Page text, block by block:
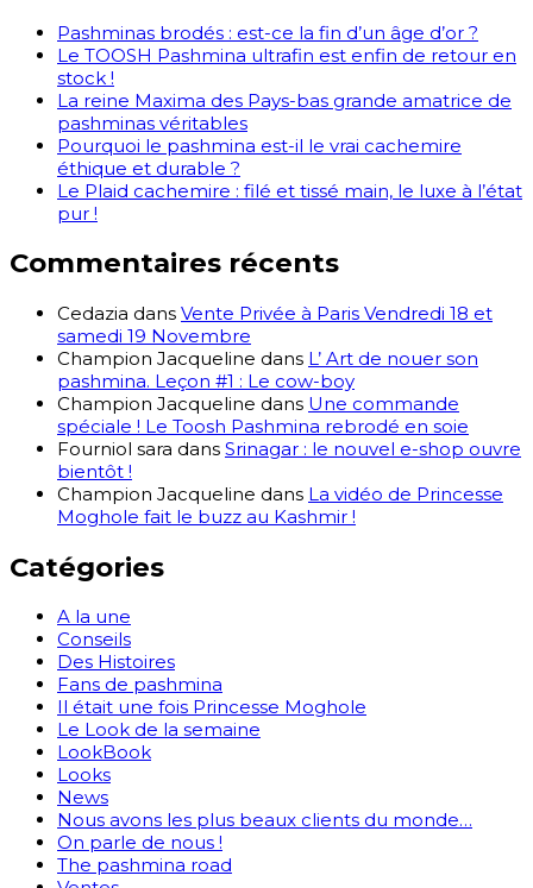
Pashminas brodés : est-ce la fin d’un âge d’or ?
Le TOOSH Pashmina ultrafin est enfin de retour en
stock !
La reine Maxima des Pays-bas grande amatrice de
pashminas véritables
Pourquoi le pashmina est-il le vrai cachemire
éthique et durable ?
Le Plaid cachemire : filé et tissé main, le luxe à l’état
pur !
Commentaires récents
Cedazia dans Vente Privée à Paris Vendredi 18 et
samedi 19 Novembre
Champion Jacqueline dans L’ Art de nouer son
pashmina. Leçon #1 : Le cow-boy
Champion Jacqueline dans Une commande
spéciale ! Le Toosh Pashmina rebrodé en soie
Fourniol sara dans Srinagar : le nouvel e-shop ouvre
bientôt !
Champion Jacqueline dans La vidéo de Princesse
Moghole fait le buzz au Kashmir !
Catégories
A la une
Conseils
Des Histoires
Fans de pashmina
Il était une fois Princesse Moghole
Le Look de la semaine
LookBook
Looks
News
Nous avons les plus beaux clients du monde…
On parle de nous !
The pashmina road